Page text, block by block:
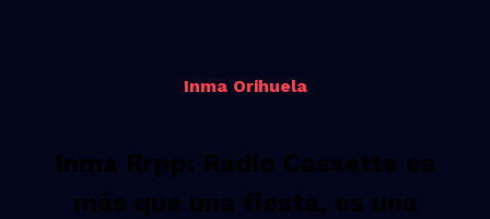
Inma Orihuela
Inma Rrpp: Radio Cassette es
más que una fiesta, es una